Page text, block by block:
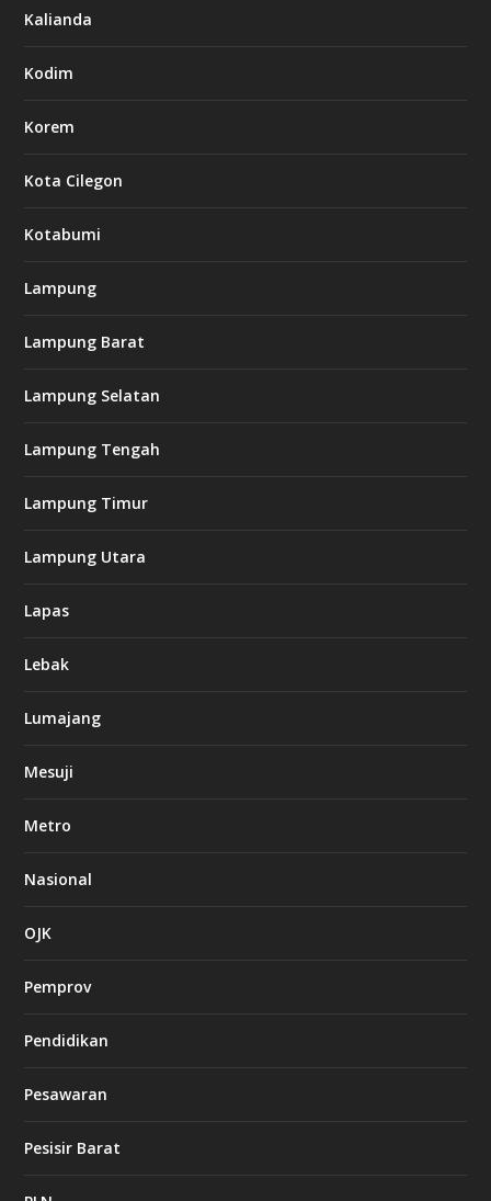
Kalianda
Kodim
Korem
Kota Cilegon
Kotabumi
Lampung
Lampung Barat
Lampung Selatan
Lampung Tengah
Lampung Timur
Lampung Utara
Lapas
Lebak
Lumajang
Mesuji
Metro
Nasional
OJK
Pemprov
Pendidikan
Pesawaran
Pesisir Barat